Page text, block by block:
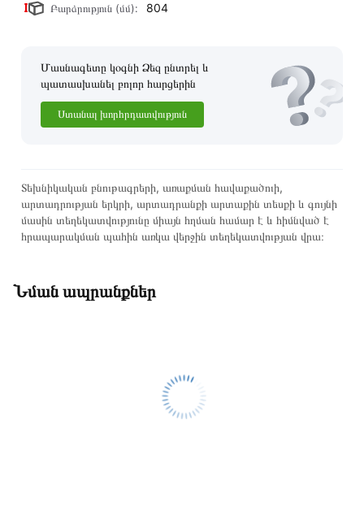
Բարձրություն (մմ): 804
Մասնագետը կօգնի Ձեզ ընտրել և
պատասխանել բոլոր հարցերին
Ստանալ խորհրդատվություն
Տեխնիկական բնութագրերի, առաքման հավաքածուի,
արտադրության երկրի, արտադրանքի արտաքին տեսքի և գույնի
մասին տեղեկատվությունը միայն հղման համար է և հիմնված է
հրապարակման պահին առկա վերջին տեղեկատվության վրա։
Նման ապրանքներ